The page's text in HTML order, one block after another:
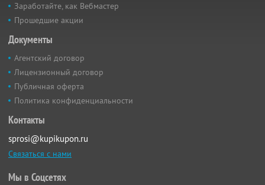
Заработайте, как Вебмастер
Прошедшие акции
Документы
Агентский договор
Лицензионный договор
Публичная оферта
Политика конфиденциальности
Контакты
sprosi@kupikupon.ru
Связаться с нами
Мы в Соцсетях